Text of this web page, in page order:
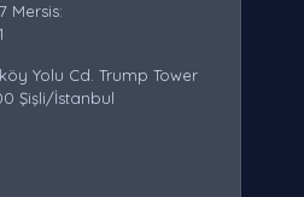
Mersis:
Yolu Cd. Trump Tower
Şişli/İstanbul